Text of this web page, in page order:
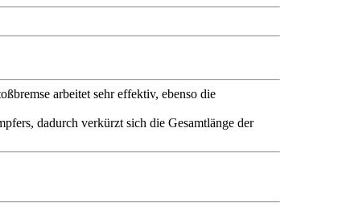
arbeitet sehr effektiv, ebenso die
dadurch verkürzt sich die Gesamtlänge der